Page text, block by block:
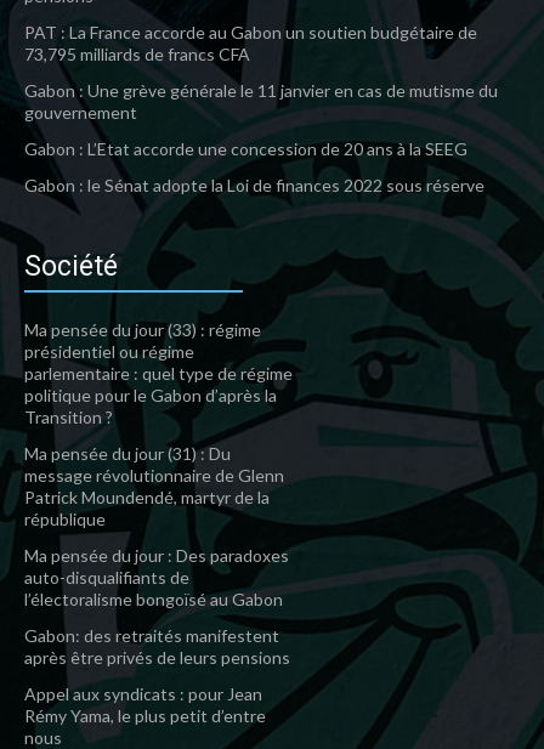
PAT : La France accorde au Gabon un soutien budgétaire de
73,795 milliards de francs CFA
Gabon : Une grève générale le 11 janvier en cas de mutisme du
gouvernement
Gabon : L’Etat accorde une concession de 20 ans à la SEEG
Gabon : le Sénat adopte la Loi de finances 2022 sous réserve
Société
Ma pensée du jour (33) : régime
présidentiel ou régime
parlementaire : quel type de régime
politique pour le Gabon d’après la
Transition ?
Ma pensée du jour (31) : Du
message révolutionnaire de Glenn
Patrick Moundendé, martyr de la
république
Ma pensée du jour : Des paradoxes
auto-disqualifiants de
l’électoralisme bongoïsé au Gabon
Gabon: des retraités manifestent
après être privés de leurs pensions
Appel aux syndicats : pour Jean
Rémy Yama, le plus petit d’entre
nous